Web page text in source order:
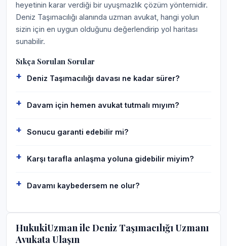
heyetinin karar verdiği bir uyuşmazlık çözüm yöntemidir.
Deniz Taşımacılığı alanında uzman avukat, hangi yolun
sizin için en uygun olduğunu değerlendirip yol haritası
sunabilir.
Sıkça Sorulan Sorular
Deniz Taşımacılığı davası ne kadar sürer?
Davam için hemen avukat tutmalı mıyım?
Sonucu garanti edebilir mi?
Karşı tarafla anlaşma yoluna gidebilir miyim?
Davamı kaybedersem ne olur?
HukukiUzman ile Deniz Taşımacılığı Uzmanı
Avukata Ulaşın